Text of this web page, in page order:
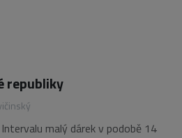
republiky
malý dárek v podobě 14